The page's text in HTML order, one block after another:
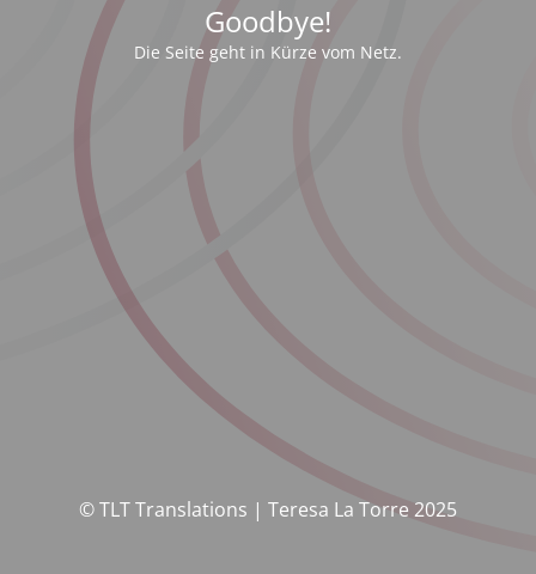
Goodbye!
Die Seite geht in Kürze vom Netz.
© TLT Translations | Teresa La Torre 2025